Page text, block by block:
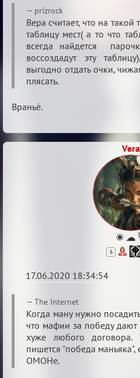
Re:
Семейный
кубок
prizrock
Вера считает, что на
таблицу мест( а то что
всегда найдется
воссоздадут эту
выгодно отдать очки,
плясать.
Враньё.
Vera
☀ ☁
6
17.06.2020 18:34:54
Re:
Семейный
кубок
The Internet
Когда ману нужно
что мафии за победу
хуже любого договора.
пишется "победа
ОМОНе.